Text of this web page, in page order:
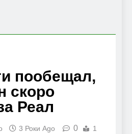
пообещал,
скоро
Реал
3 Роки Ago 0
1